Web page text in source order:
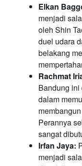
Elkan
menjadi
oleh Shin
duel udara
belakang
Rachmat
Bandung
dalam
Perannya
sangat
Irfan Jaya:
menjadi